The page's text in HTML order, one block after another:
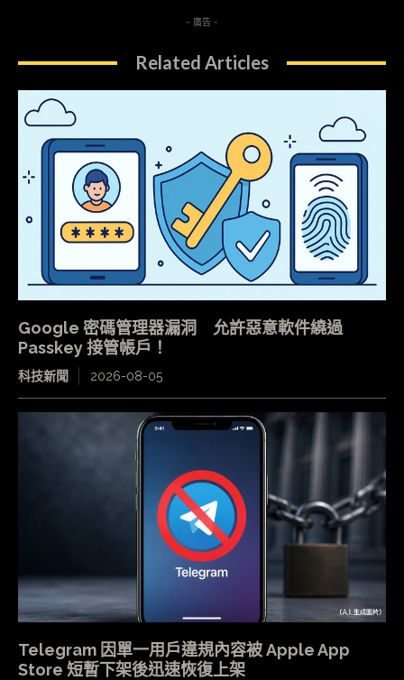
- 廣告 -
Related Articles
Google 密碼管理器漏洞 允許惡意軟件繞過
Passkey 接管帳戶！
科技新聞 2026-08-05
Telegram 因單一用戶違規內容被 Apple App
Store 短暫下架後迅速恢復上架